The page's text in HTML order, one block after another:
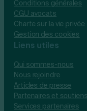
Conditions générales
CGU avocats
Charte sur la vie privée
Gestion des cookies
Liens utiles
Qui sommes-nous
Nous rejoindre
Articles de presse
Partenaires et soutiens
Services partenaires